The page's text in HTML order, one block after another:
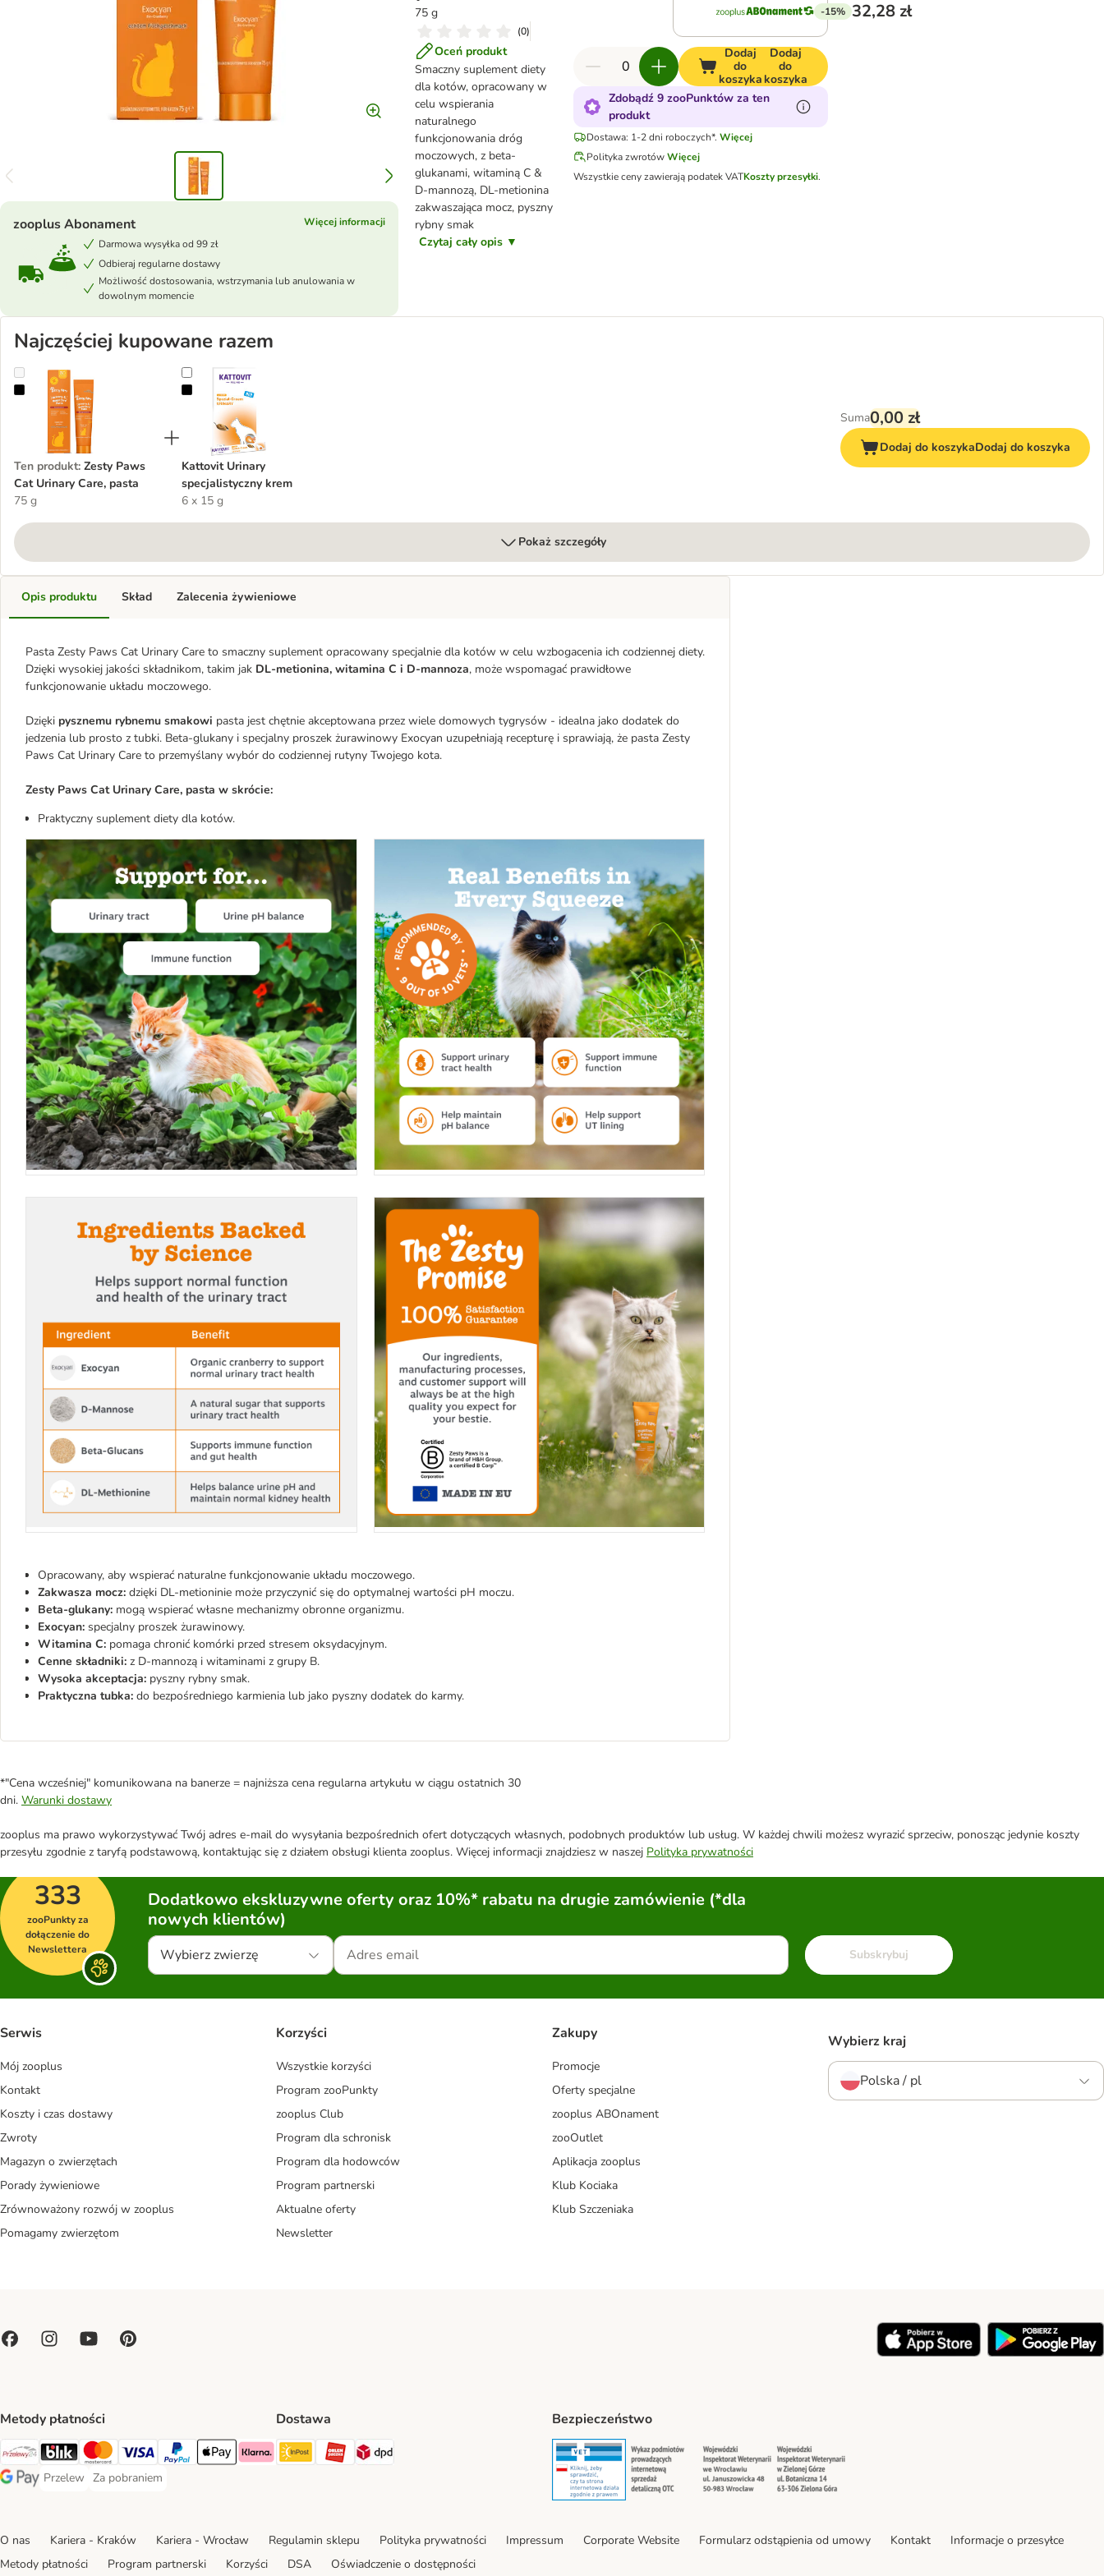
75 g
(0)
Oceń produkt
Smaczny suplement diety
dla kotów, opracowany w
celu wspierania
naturalnego
funkcjonowania dróg
moczowych, z beta-
glukanami, witaminą C &
D-mannozą, DL-metionina
zakwaszająca mocz, pyszny
rybny smak
Czytaj cały opis ▼
zooplus Abonament
Więcej informacji
Darmowa wysyłka od 99 zł
Odbieraj regularne dostawy
Możliwość dostosowania, wstrzymania lub anulowania w
dowolnym momencie
-15% 32,28 zł
Dodaj
do
koszyka
Dodaj
do
koszyka
Zdobądź 9 zooPunktów za ten
produkt
Dostawa: 1-2 dni roboczych*. Więcej
Polityka zwrotów Więcej
Wszystkie ceny zawierają podatek VATKoszty przesyłki.
Najczęściej kupowane razem
Zesty Paws Cat Urinary Care, pasta
Ten produkt: Zesty Paws
Cat Urinary Care, pasta
75 g
Kattovit Urinary specjalistyczny krem
Kattovit Urinary
specjalistyczny krem
6 x 15 g
Suma0,00 zł
Dodaj do koszykaDodaj do koszyka
Pokaż szczegóły
Opis produktu
Pasta Zesty Paws Cat Urinary Care to smaczny suplement opracowany specjalnie dla kotów w celu wzbogacenia ich codziennej diety.
Dzięki wysokiej jakości składnikom, takim jak DL-metionina, witamina C i D-mannoza, może wspomagać prawidłowe
funkcjonowanie układu moczowego.
Dzięki pysznemu rybnemu smakowi pasta jest chętnie akceptowana przez wiele domowych tygrysów - idealna jako dodatek do
jedzenia lub prosto z tubki. Beta-glukany i specjalny proszek żurawinowy Exocyan uzupełniają recepturę i sprawiają, że pasta Zesty
Paws Cat Urinary Care to przemyślany wybór do codziennej rutyny Twojego kota.
Zesty Paws Cat Urinary Care, pasta w skrócie:
Praktyczny suplement diety dla kotów.
Opracowany, aby wspierać naturalne funkcjonowanie układu moczowego.
Zakwasza mocz: dzięki DL-metioninie może przyczynić się do optymalnej wartości pH moczu.
Beta-glukany: mogą wspierać własne mechanizmy obronne organizmu.
Exocyan: specjalny proszek żurawinowy.
Witamina C: pomaga chronić komórki przed stresem oksydacyjnym.
Cenne składniki: z D-mannozą i witaminami z grupy B.
Wysoka akceptacja: pyszny rybny smak.
Praktyczna tubka: do bezpośredniego karmienia lub jako pyszny dodatek do karmy.
Skład Zalecenia żywieniowe
*"Cena wcześniej" komunikowana na banerze = najniższa cena regularna artykułu w ciągu ostatnich 30
dni. Warunki dostawy
zooplus ma prawo wykorzystywać Twój adres e-mail do wysyłania bezpośrednich ofert dotyczących własnych, podobnych produktów lub usług. W każdej chwili możesz wyrazić sprzeciw, ponosząc jedynie koszty
przesyłu zgodnie z taryfą podstawową, kontaktując się z działem obsługi klienta zooplus. Więcej informacji znajdziesz w naszej Polityka prywatności
333
zooPunkty za
dołączenie do
Newslettera
Dodatkowo ekskluzywne oferty oraz 10%* rabatu na drugie zamówienie (*dla
nowych klientów)
Wybierz zwierzę Subskrybuj
Serwis
Mój zooplus
Kontakt
Koszty i czas dostawy
Zwroty
Magazyn o zwierzętach
Porady żywieniowe
Zrównoważony rozwój w zooplus
Pomagamy zwierzętom
Korzyści
Wszystkie korzyści
Program zooPunkty
zooplus Club
Program dla schronisk
Program dla hodowców
Program partnerski
Aktualne oferty
Newsletter
Zakupy
Promocje
Oferty specjalne
zooplus ABOnament
zooOutlet
Aplikacja zooplus
Klub Kociaka
Klub Szczeniaka
Wybierz kraj
Polska / pl
Metody płatności
Przelewy24 Payment Method
Blik Payment Method
MasterCard Payment Method
Visa Payment Method
PayPal Payment Method
Apple Pay Payment Method
Klarna Payment Method
Google Pay Payment Method
Przelew
Przelew Payment Method
Za pobraniem
Za pobraniem Payment Method
Dostawa
Paczkomat® Shipping Method
ORLEN Paczka Shipping Method
Bezpieczeństwo
Security Security Security
O nas Kariera - Kraków Kariera - Wrocław Regulamin sklepu Polityka prywatności Impressum Corporate Website Formularz odstąpienia od umowy Kontakt
Informacje o przesyłce
Metody płatności
Program partnerski Korzyści DSA Oświadczenie o dostępności